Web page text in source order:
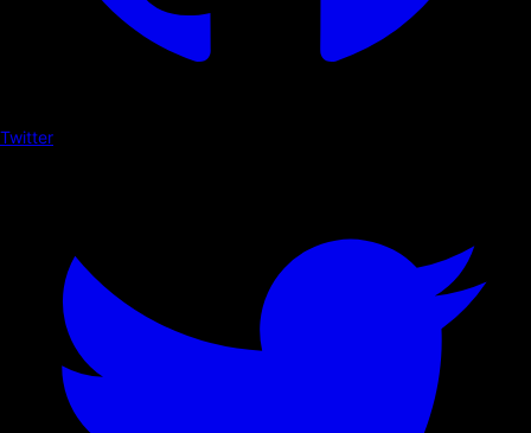
Twitter